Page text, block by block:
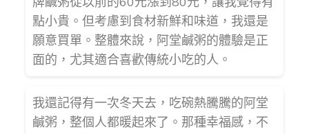
點小貴。但考慮到食材新鮮和味道，我還是
願意買單。整體來說，阿堂鹹粥的體驗是正
面的，尤其適合喜歡傳統小吃的人。
我還記得有一次冬天去，吃碗熱騰騰的阿堂
鹹粥，整個人都暖起來了。那種幸福感，不